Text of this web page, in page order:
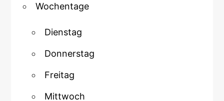
Wochentage
Dienstag
Donnerstag
Freitag
Mittwoch